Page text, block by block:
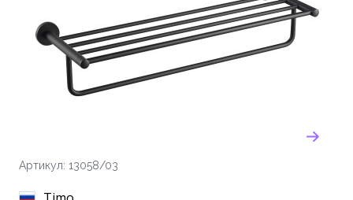
Артикул: 13058/03